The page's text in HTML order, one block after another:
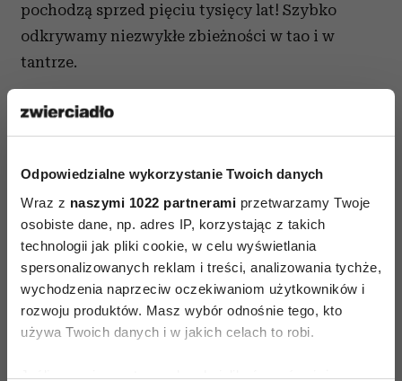
Odpowiedzialne wykorzystanie Twoich danych
Wraz z naszymi 1022 partnerami przetwarzamy Twoje
osobiste dane, np. adres IP, korzystając z takich
technologii jak pliki cookie, w celu wyświetlania
spersonalizowanych reklam i treści, analizowania tychże,
wychodzenia naprzeciw oczekiwaniom użytkowników i
rozwoju produktów. Masz wybór odnośnie tego, kto
używa Twoich danych i w jakich celach to robi.
Jeśli wyrazisz na to zgodę, chcielibyśmy również:
pochodzą sprzed pięciu tysięcy lat! Szybko
odkrywamy niezwykłe zbieżności w tao i w
tantrze.
Czym jest taoizm? Tego nie da się wyjaśnić
tradycji tak odmiennej, że czytelnik na początku
czuje się zagubiony. To niełatwe lektury, ale
obiecują tak wiele, że warto wejść w ten świat.
Problem w tym, że jak wejdzie się płytko,
niewiele się zrozumie, a zgłębić uda się tylko
dzięki praktyce. W nagrodę podobno jest raj na
ziemi i wyborne zdrowie!
Chociaż jestem sceptykiem i nie wierzę w te